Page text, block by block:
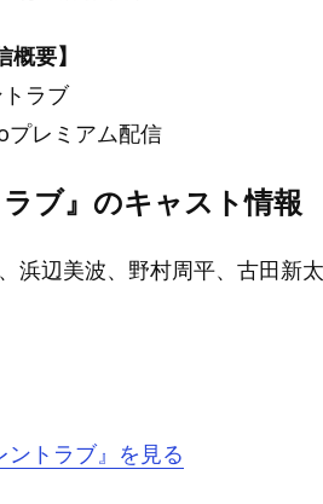
要】
ラブ
レミアム配信
ラブ』のキャスト情報
浜辺美波、野村周平、古田新
トラブ』を見る